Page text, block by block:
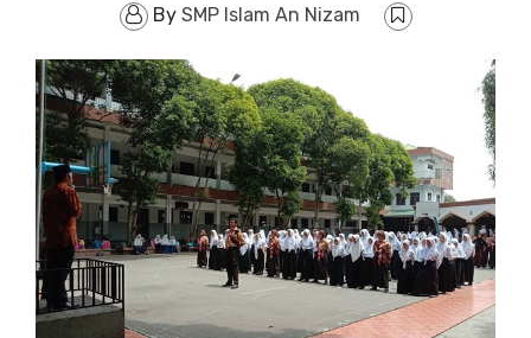
By SMP Islam An Nizam